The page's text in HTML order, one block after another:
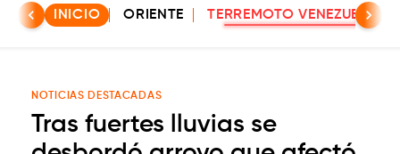
INICIO ORIENTE TERREMOTO VENEZUELA
NOTICIAS DESTACADAS
Tras fuertes lluvias se